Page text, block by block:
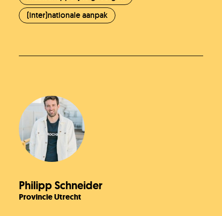
(inter)nationale aanpak
Philipp Schneider
Provincie Utrecht